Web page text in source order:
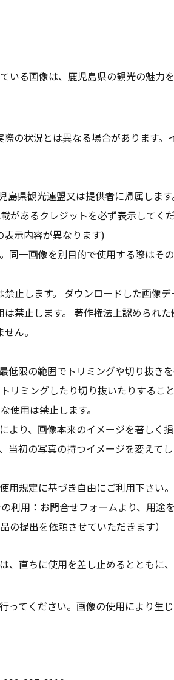
いる画像は、鹿児島県の観光の魅力
の状況とは異なる場合があります。
県観光連盟又は提供者に帰属します
があるクレジットを必ず表示してくだ
示内容が異なります)
一画像を別目的で使用する際はそ
止します。 ダウンロードした画像
禁止します。 著作権法上認められ
ん。
限の範囲でトリミングや切り抜き
リミングしたり切り抜いたりするこ
使用は禁止します。
り、画像本来のイメージを著しく損
初の写真の持つイメージを変えてし
規定に基づき自由にご利用下さい。
用：お問合せフォームより、用途
の提出を依頼させていただきます）
、直ちに使用を差し止めるとともに
ってください。画像の使用により生